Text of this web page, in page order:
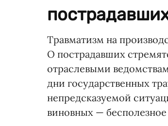
Травматизм на
О пострадавших
отраслевыми
дни государственных
непредсказуемой
виновных —